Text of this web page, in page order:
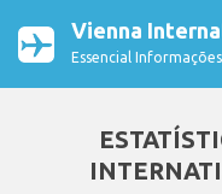
Vienna
Essencial